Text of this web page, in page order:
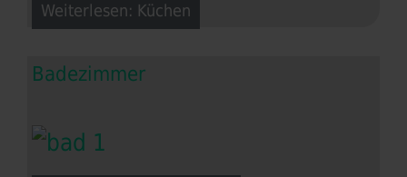
Weiterlesen: Küchen
Badezimmer